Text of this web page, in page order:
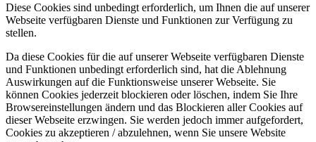
Diese Cookies sind unbedingt erforderlich, um Ihnen die auf unserer
Webseite verfügbaren Dienste und Funktionen zur Verfügung zu
stellen.
Da diese Cookies für die auf unserer Webseite verfügbaren Dienste
und Funktionen unbedingt erforderlich sind, hat die Ablehnung
Auswirkungen auf die Funktionsweise unserer Webseite. Sie
können Cookies jederzeit blockieren oder löschen, indem Sie Ihre
Browsereinstellungen ändern und das Blockieren aller Cookies auf
dieser Webseite erzwingen. Sie werden jedoch immer aufgefordert,
Cookies zu akzeptieren / abzulehnen, wenn Sie unsere Website